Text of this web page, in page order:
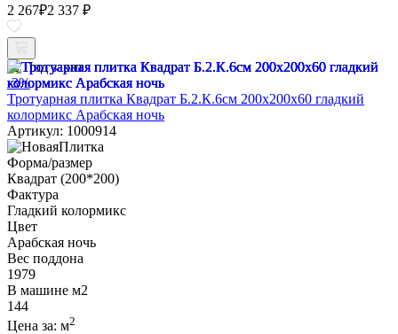
2 267₽2 337 ₽
Под заказ
-3%
Тротуарная плитка Квадрат Б.2.К.6см 200х200х60 гладкий
колормикс Арабская ночь
Артикул: 1000914
Форма/размер
Квадрат (200*200)
Фактура
Гладкий колормикс
Цвет
Арабская ночь
Вес поддона
1979
В машине м2
144
Цена за: м2